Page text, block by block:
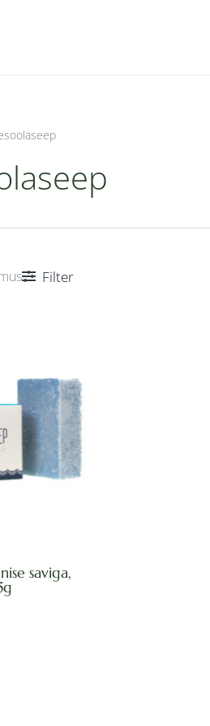
Filter
saviga,